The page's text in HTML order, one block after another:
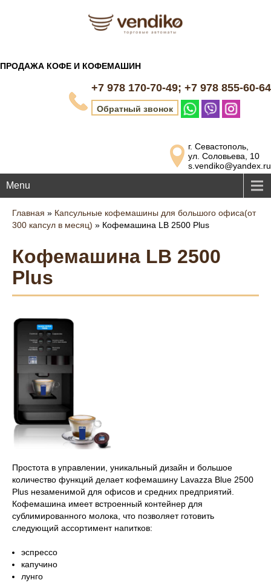
ПРОДАЖА КОФЕ И КОФЕМАШИН
+7 978 170-70-49; +7 978 855-60-64
Обратный звонок
г. Севастополь,
ул. Соловьева, 10
s.vendiko@yandex.ru
Menu
Главная » Капсульные кофемашины для большого офиса(от
300 капсул в месяц) » Кофемашина LB 2500 Plus
Кофемашина LB 2500
Plus
Простота в управлении, уникальный дизайн и большое
количество функций делает кофемашину Lavazza Blue 2500
Plus незаменимой для офисов и средних предприятий.
Кофемашина имеет встроенный контейнер для
сублимированного молока, что позволяет готовить
следующий ассортимент напитков:
эспрессо
капучино
лунго